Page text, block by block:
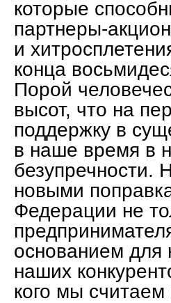
которые
партнеры-
и
конца
Порой
высот, что на
поддержку в
в наше время в
безупречности.
новыми
Федерации не
основанием для
наших
кого мы